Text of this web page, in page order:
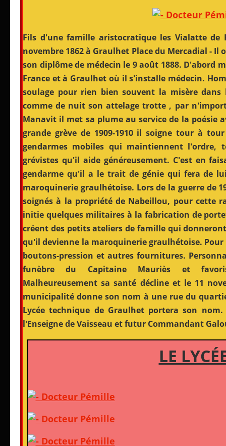
Fils d'une famille aristocratique les Vialatte
novembre 1862 à Graulhet Place du Mercadial -
son diplôme de médecin le 9 août 1888. D'abord
France et à Graulhet où il s'installe médecin.
soulage pour rien bien souvent la misère
comme de nuit son attelage trotte , par
Manavit il met sa plume au service de la poésie
grande grève de 1909-1910 il soigne tour à
gendarmes mobiles qui maintiennent l'ordre,
grévistes qu'il aide généreusement. C'est en
gendarme qu'il a le trait de génie qui fera de
maroquinerie graulhétoise. Lors de la guerre de
soignés à la propriété de Nabeillou, pour cette
initie quelques militaires à la fabrication de
créent des petits ateliers de famille qui
qu'il devienne la maroquinerie graulhétoise.
boutons-pression et autres fournitures.
funèbre du Capitaine Mauriès et
Malheureusement sa santé décline et le 11
municipalité donne son nom à une rue du
Lycée technique de Graulhet portera son nom.
l'Enseigne de Vaisseau et futur Commandant
LE